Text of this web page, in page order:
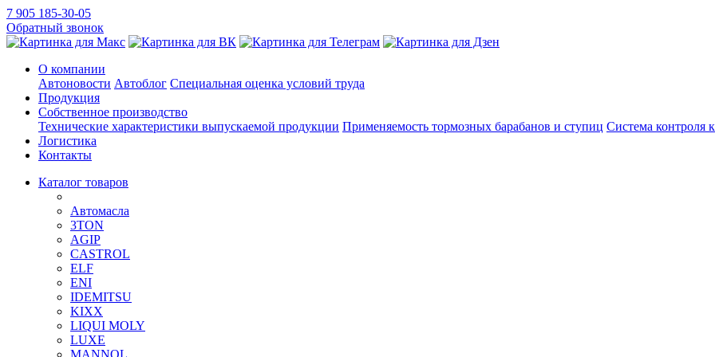
7 905 185-30-05
Обратный звонок
О компании
Автоновости Автоблог Специальная оценка условий труда
Продукция
Собственное производство
Технические характеристики выпускаемой продукции Применяемость тормозных барабанов и ступиц Система контроля
Логистика
Контакты
Каталог товаров
Автомасла
3TON
AGIP
CASTROL
ELF
ENI
IDEMITSU
KIXX
LIQUI MOLY
LUXE
MANNOL